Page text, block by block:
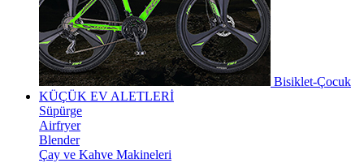
Bisiklet-Çocuk
KÜÇÜK EV ALETLERİ
Süpürge
Airfryer
Blender
Çay ve Kahve Makineleri